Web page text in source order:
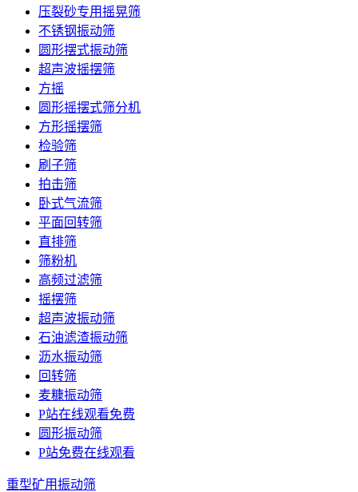
压裂砂专用摇晃筛
不锈钢振动筛
圆形摆式振动筛
超声波摇摆筛
方摇
圆形摇摆式筛分机
方形摇摆筛
检验筛
刷子筛
拍击筛
卧式气流筛
平面回转筛
直排筛
筛粉机
高频过滤筛
摇摆筛
超声波振动筛
石油滤渣振动筛
沥水振动筛
回转筛
麦糠振动筛
P站在线观看免费
圆形振动筛
P站免费在线观看
重型矿用振动筛